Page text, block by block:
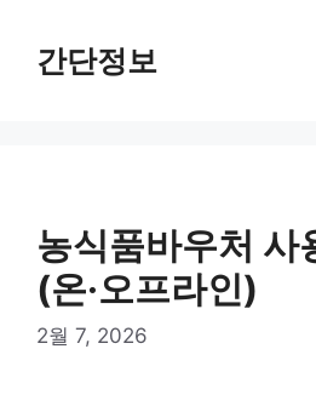
간단정보
농식품바우처 사
(온·오프라인)
2월 7, 2026